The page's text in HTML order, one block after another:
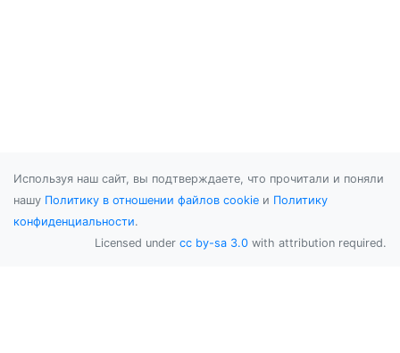
Используя наш сайт, вы подтверждаете, что прочитали и поняли
нашу Политику в отношении файлов cookie и Политику
конфиденциальности.
Licensed under cc by-sa 3.0 with attribution required.